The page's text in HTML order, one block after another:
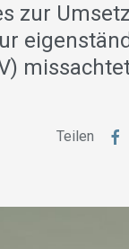
zur
Teilen